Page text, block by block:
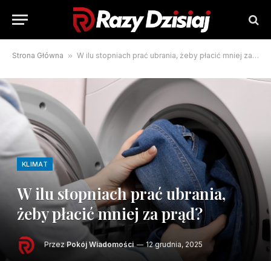
Strona Główna » W ilu stopniach prać ubrania, żeby płacić mniej za prąd?
KLIMAT
W ilu stopniach prać ubrania,
żeby płacić mniej za prąd?
Przez Pokój Wiadomości 12 grudnia, 2025